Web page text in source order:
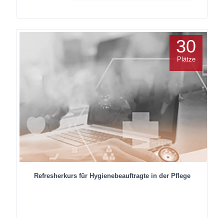
Refresherkurs für Hygienebeauftragte in der Pflege
30
Plätze